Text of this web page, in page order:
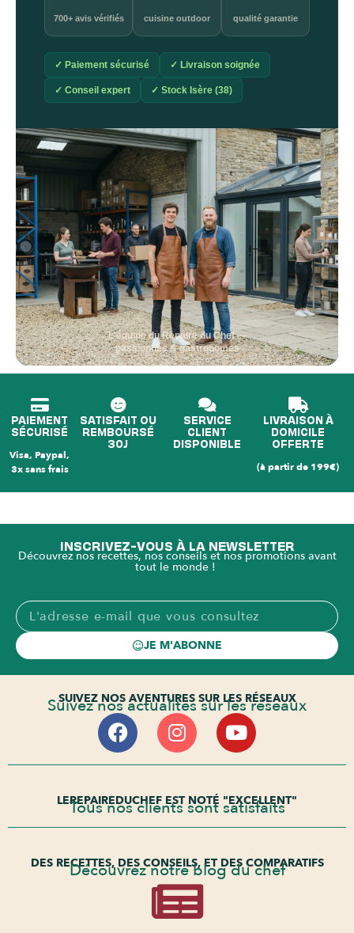
700+ avis vérifiés cuisine outdoor qualité garantie
✓ Paiement sécurisé ✓ Livraison soignée
✓ Conseil expert ✓ Stock Isère (38)
L'équipe du Repaire du Chef —
passionnés & gastronomes
PAIEMENT
SÉCURISÉ
Visa, Paypal,
3x sans frais
SATISFAIT OU
REMBOURSÉ
30J
SERVICE
CLIENT
DISPONIBLE
LIVRAISON À
DOMICILE
OFFERTE
(à partir de 199€)
INSCRIVEZ-VOUS À LA NEWSLETTER
Découvrez nos recettes, nos conseils et nos promotions avant
tout le monde !
JE M'ABONNE
SUIVEZ NOS AVENTURES SUR LES RÉSEAUX
Suivez nos actualités sur les réseaux
LEREPAIREDUCHEF EST NOTÉ "EXCELLENT"
Tous nos clients sont satisfaits
DES RECETTES, DES CONSEILS, ET DES COMPARATIFS
Découvrez notre blog du chef